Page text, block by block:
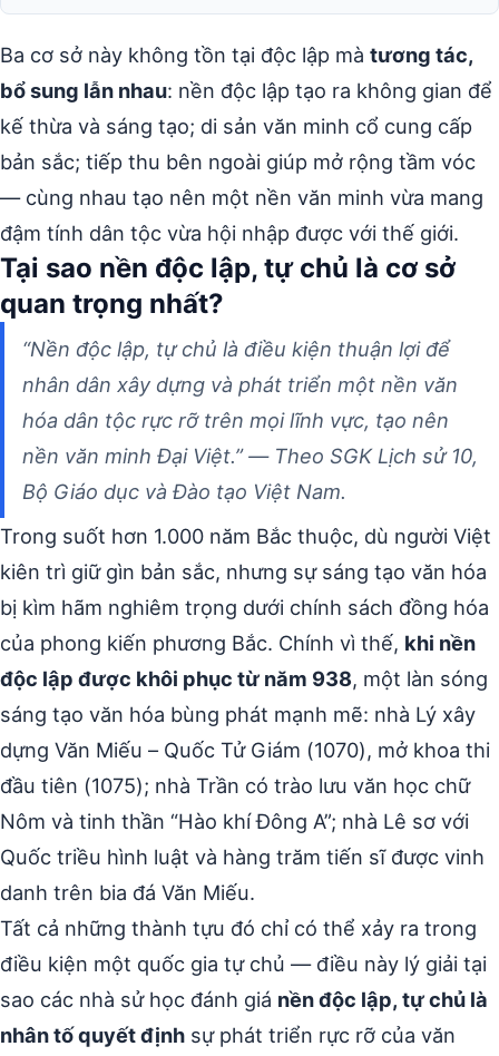
Ba cơ sở này không tồn tại độc lập mà tương tác,
bổ sung lẫn nhau: nền độc lập tạo ra không gian để
kế thừa và sáng tạo; di sản văn minh cổ cung cấp
bản sắc; tiếp thu bên ngoài giúp mở rộng tầm vóc
— cùng nhau tạo nên một nền văn minh vừa mang
đậm tính dân tộc vừa hội nhập được với thế giới.
Tại sao nền độc lập, tự chủ là cơ sở
quan trọng nhất?
“Nền độc lập, tự chủ là điều kiện thuận lợi để
nhân dân xây dựng và phát triển một nền văn
hóa dân tộc rực rỡ trên mọi lĩnh vực, tạo nên
nền văn minh Đại Việt.” — Theo SGK Lịch sử 10,
Bộ Giáo dục và Đào tạo Việt Nam.
Trong suốt hơn 1.000 năm Bắc thuộc, dù người Việt
kiên trì giữ gìn bản sắc, nhưng sự sáng tạo văn hóa
bị kìm hãm nghiêm trọng dưới chính sách đồng hóa
của phong kiến phương Bắc. Chính vì thế, khi nền
độc lập được khôi phục từ năm 938, một làn sóng
sáng tạo văn hóa bùng phát mạnh mẽ: nhà Lý xây
dựng Văn Miếu – Quốc Tử Giám (1070), mở khoa thi
đầu tiên (1075); nhà Trần có trào lưu văn học chữ
Nôm và tinh thần “Hào khí Đông A”; nhà Lê sơ với
Quốc triều hình luật và hàng trăm tiến sĩ được vinh
danh trên bia đá Văn Miếu.
Tất cả những thành tựu đó chỉ có thể xảy ra trong
điều kiện một quốc gia tự chủ — điều này lý giải tại
sao các nhà sử học đánh giá nền độc lập, tự chủ là
nhân tố quyết định sự phát triển rực rỡ của văn